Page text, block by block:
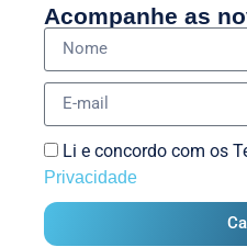
Acompanhe as
Li e concordo com os
Privacidade